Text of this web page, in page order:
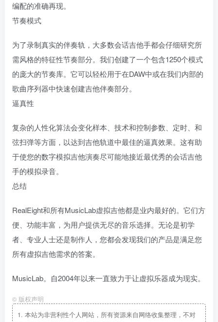
编配的准确再现。
节奏模式
为了录制真实的伴奏轨，大多数会话吉他手都会仔细研究所
需风格的特征性节奏部分。我们创建了一个包含1250个模式
的庞大的节奏库。它可以轻松用于在DAW中或在我们内部的
歌曲序列器中快速创建吉他伴奏部分。
逼真性
复杂的人性化算法会变化样本、技术和控制参数、定时、和
弦扫弹等方面，以达到吉他轨道中最佳的逼真效果。这有助
于使您的数字模拟吉他演奏尽可能地接近最优秀的会话吉他
手的模拟录音。
总结
RealEight和所有MusicLab虚拟吉他都是业内最好的。它们方
便、功能丰富，为用户提供无尽的音乐选择。无论是初学
者、专业人士还是制作人，您都会发现我们的产品是满足您
所有虚拟吉他需求的答案。
MusicLab。自2004年以来一直致力于让虚拟乐器成为现实。
© 版权声明
1. 本站为非营利性个人网站，所有资源来自网络收集整理，不对